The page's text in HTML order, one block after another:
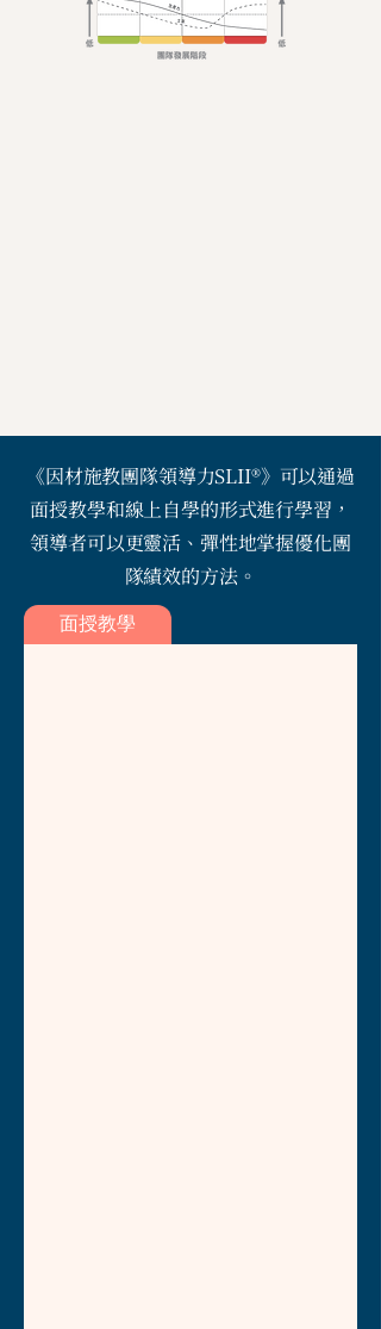
《因材施教團隊領導力SLII®》可以通過
面授教學和線上自學的形式進行學習，
領導者可以更靈活、彈性地掌握優化團
隊績效的方法。
面授教學